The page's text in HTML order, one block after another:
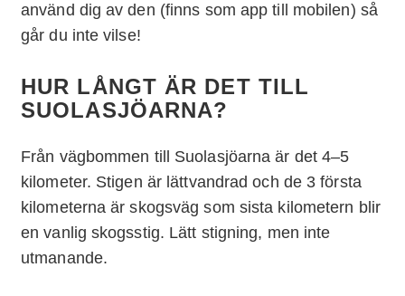
använd dig av den (finns som app till mobilen) så
går du inte vilse!
HUR LÅNGT ÄR DET TILL
SUOLASJÖARNA?
Från vägbommen till Suolasjöarna är det 4–5
kilometer. Stigen är lättvandrad och de 3 första
kilometerna är skogsväg som sista kilometern blir
en vanlig skogsstig. Lätt stigning, men inte
utmanande.